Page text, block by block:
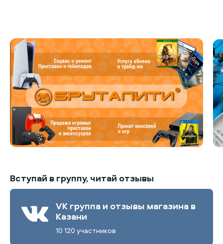
Вступай в группу, читай отзывы
VK группа и отзывы магазина в
Казани
10 120 участников